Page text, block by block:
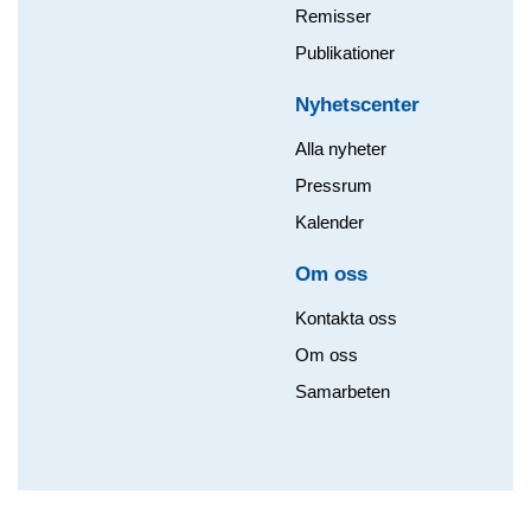
Remisser
Publikationer
Nyhetscenter
Alla nyheter
Pressrum
Kalender
Om oss​
Kontakta oss
Om oss
Samarbeten